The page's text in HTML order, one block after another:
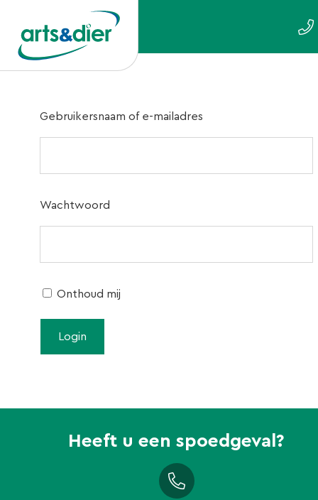
Gebruikersnaam of e-mailadres
Wachtwoord
Onthoud mij
Heeft u een spoedgeval?